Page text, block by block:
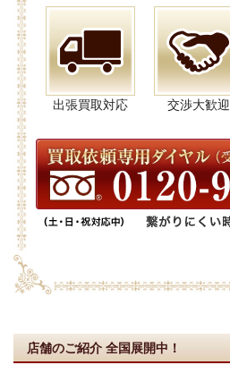
出張買取対応 交渉大歓迎
店舗のご紹介 全国展開中！